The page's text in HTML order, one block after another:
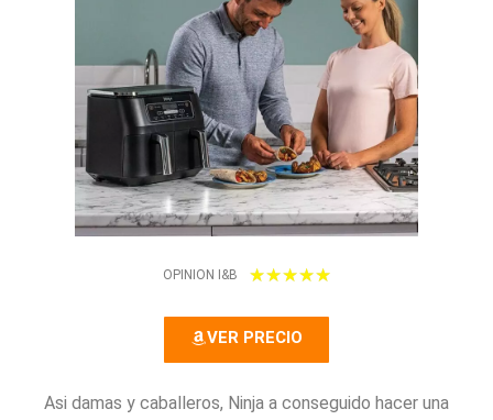
OPINION I&B ★★★★★5
VER PRECIO
Asi damas y caballeros, Ninja a conseguido hacer una